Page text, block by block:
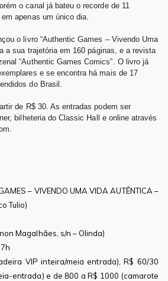
o canal já bateu o recorde de 11
apenas um único dia.
o livro “Authentic Games – Vivendo Uma
a sua trajetória em 160 páginas, e a revista
“Authentic Games Comics”. O livro já
e se encontra há mais de 17
do Brasil.
de R$ 30. As entradas podem ser
bilheteria do Classic Hall e online através
– VIVENDO UMA VIDA AUTÊNTICA –
Tulio)
Magalhães, s/n – Olinda)
VIP inteira/meia entrada), R$ 60/30
entrada) e de 800 a R$ 1000 (camarote